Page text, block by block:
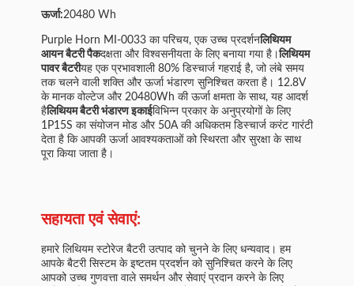
ऊर्जा:20480 Wh
Purple Horn MI-0033 का परिचय, एक उच्च प्रदर्शनलिथियम
आयन बैटरी पैकदक्षता और विश्वसनीयता के लिए बनाया गया है।लिथियम
पावर बैटरीयह एक प्रभावशाली 80% डिस्चार्ज गहराई है, जो लंबे समय
तक चलने वाली शक्ति और ऊर्जा भंडारण सुनिश्चित करता है। 12.8V
के मानक वोल्टेज और 20480Wh की ऊर्जा क्षमता के साथ, यह आदर्श
हैलिथियम बैटरी भंडारण इकाईविभिन्न प्रकार के अनुप्रयोगों के लिए
1P15S का संयोजन मोड और 50A की अधिकतम डिस्चार्ज करंट गारंटी
देता है कि आपकी ऊर्जा आवश्यकताओं को स्थिरता और सुरक्षा के साथ
पूरा किया जाता है।
सहायता एवं सेवाएं:
हमारे लिथियम स्टोरेज बैटरी उत्पाद को चुनने के लिए धन्यवाद। हम
आपके बैटरी सिस्टम के इष्टतम प्रदर्शन को सुनिश्चित करने के लिए
आपको उच्च गुणवत्ता वाले समर्थन और सेवाएं प्रदान करने के लिए